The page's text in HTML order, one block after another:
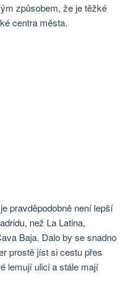
způsobem, že je těžké
centra města.
pravděpodobně není lepší
než La Latina,
Baja. Dalo by se snadno
prostě jíst si cestu přes
lemují ulici a stále mají